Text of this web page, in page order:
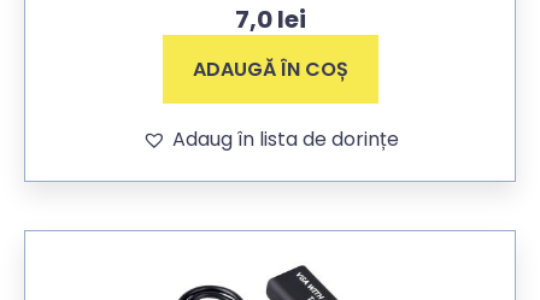
7,0lei
ADAUGĂ ÎN COȘ
Adaug în lista de dorințe